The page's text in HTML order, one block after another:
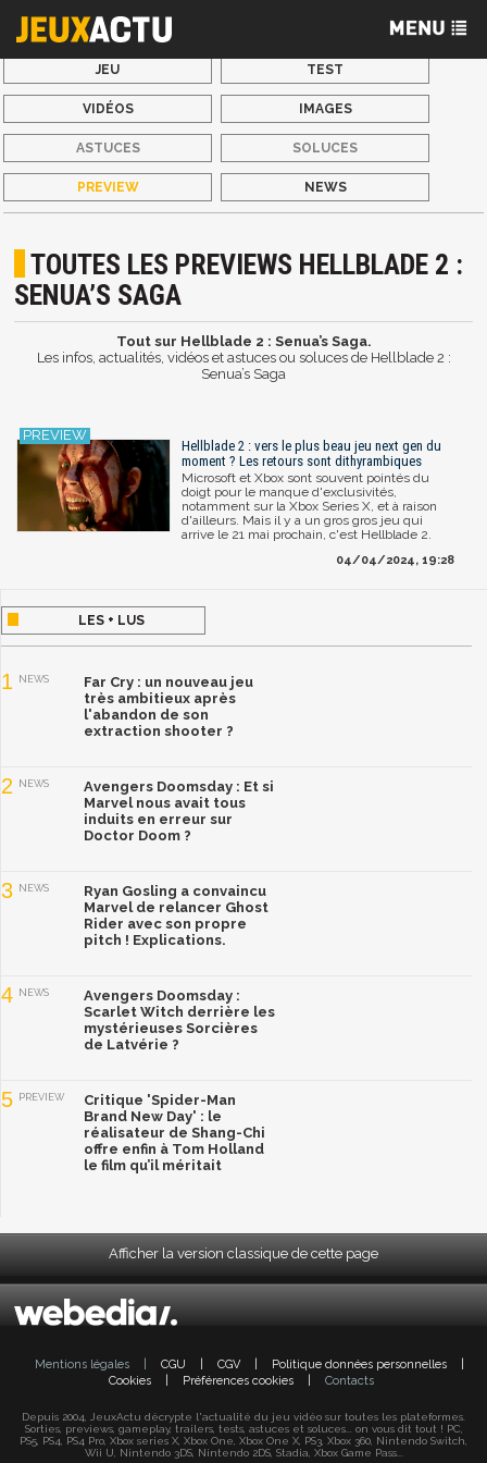
JEU TEST
VIDÉOS IMAGES
ASTUCES SOLUCES
PREVIEW NEWS
TOUTES LES PREVIEWS HELLBLADE 2 :
SENUA’S SAGA
Tout sur Hellblade 2 : Senua’s Saga.
Les infos, actualités, vidéos et astuces ou soluces de Hellblade 2 :
Senua’s Saga
Hellblade 2 : vers le plus beau jeu next gen du
moment ? Les retours sont dithyrambiques
Microsoft et Xbox sont souvent pointés du
doigt pour le manque d'exclusivités,
notamment sur la Xbox Series X, et à raison
d'ailleurs. Mais il y a un gros gros jeu qui
arrive le 21 mai prochain, c'est Hellblade 2.
04/04/2024, 19:28
LES + LUS
1 NEWS
Far Cry : un nouveau jeu
très ambitieux après
l'abandon de son
extraction shooter ?
2 NEWS
Avengers Doomsday : Et si
Marvel nous avait tous
induits en erreur sur
Doctor Doom ?
3 NEWS
Ryan Gosling a convaincu
Marvel de relancer Ghost
Rider avec son propre
pitch ! Explications.
4 NEWS
Avengers Doomsday :
Scarlet Witch derrière les
mystérieuses Sorcières
de Latvérie ?
5 PREVIEW
Critique 'Spider-Man
Brand New Day' : le
réalisateur de Shang-Chi
offre enfin à Tom Holland
le film qu’il méritait
Afficher la version classique de cette page
Mentions légales CGU CGV Politique données personnelles
Cookies
Préférences cookies Contacts
Depuis 2004, JeuxActu décrypte l'actualité du jeu vidéo sur toutes les plateformes.
Sorties, previews, gameplay, trailers, tests, astuces et soluces... on vous dit tout ! PC,
PS5, PS4, PS4 Pro, Xbox series X, Xbox One, Xbox One X, PS3, Xbox 360, Nintendo Switch,
Wii U, Nintendo 3DS, Nintendo 2DS, Stadia, Xbox Game Pass...